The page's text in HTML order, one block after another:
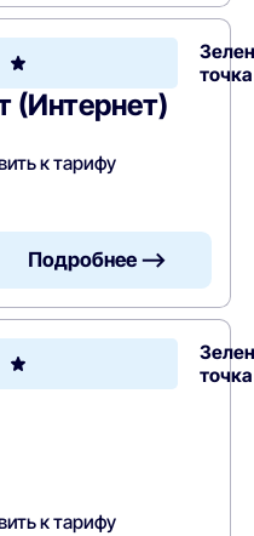
точка
(Интернет)
к тарифу
Подробнее —>
точка
к тарифу